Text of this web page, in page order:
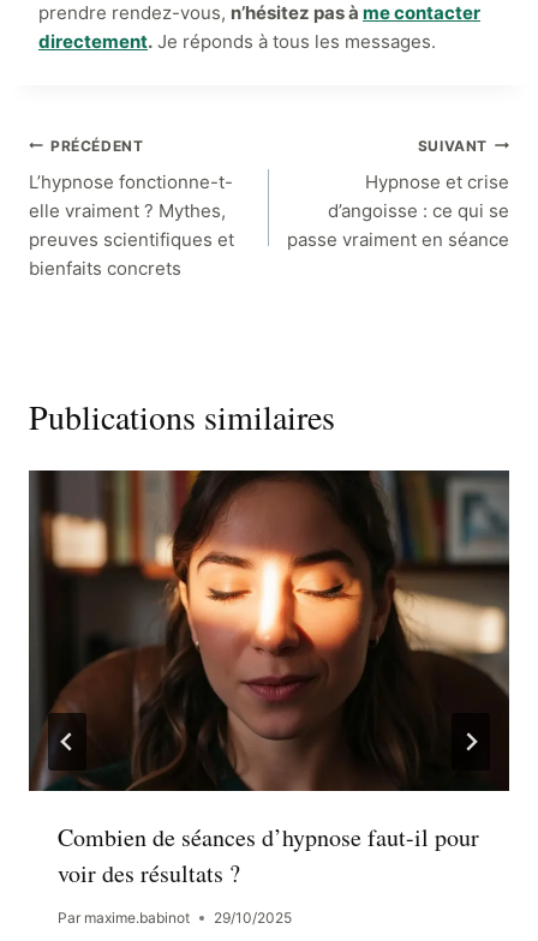
prendre rendez-vous, n’hésitez pas à me contacter
directement. Je réponds à tous les messages.
Navigation
de
l’article
PRÉCÉDENT
L’hypnose fonctionne-t-
elle vraiment ? Mythes,
preuves scientifiques et
bienfaits concrets
SUIVANT
Hypnose et crise
d’angoisse : ce qui se
passe vraiment en séance
Publications similaires
Combien de séances d’hypnose faut-il pour
voir des résultats ?
Par maxime.babinot 29/10/2025